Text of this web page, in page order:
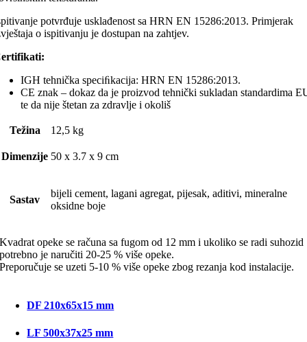
potvrđuje usklađenost sa HRN EN 15286:2013. Primjerak
o ispitivanju je dostupan na zahtjev.
IGH tehnička speciﬁkacija: HRN EN 15286:2013.
CE znak – dokaz da je proizvod tehnički sukladan standardima
te da nije štetan za zdravlje i okoliš
Težina 12,5 kg
Dimenzije 50 x 3.7 x 9 cm
Sastav
bijeli cement, lagani agregat, pijesak, aditivi, mineralne
oksidne boje
Kvadrat opeke se računa sa fugom od 12 mm i ukoliko se radi suhozid
potrebno je naručiti 20-25 % više opeke.
Preporučuje se uzeti 5-10 % više opeke zbog rezanja kod instalacije.
DF 210x65x15 mm
LF 500x37x25 mm